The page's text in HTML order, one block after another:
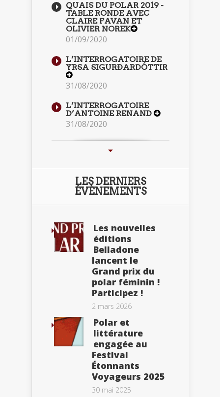
QUAIS DU POLAR 2019 -
TABLE RONDE AVEC
CLAIRE FAVAN ET
OLIVIER NOREK
01/09/2020
L’INTERROGATOIRE DE
YRSA SIGURÐARDÓTTIR
31/08/2020
L’INTERROGATOIRE
D’ANTOINE RENAND
31/08/2020
LES DERNIERS
ÉVÈNEMENTS
Les nouvelles
éditions
Belladone
lancent le
Grand prix du
polar féminin !
Participez !
2 mars 2026
Polar et
littérature
engagée au
Festival
Étonnants
Voyageurs 2025
30 mai 2025